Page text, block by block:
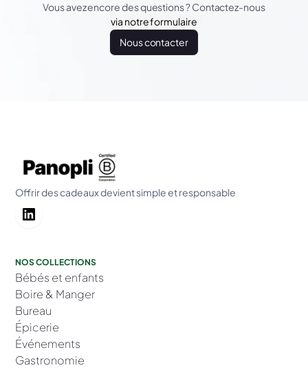
Vous avez encore des questions ? Contactez-nous
via notre formulaire
Nous contacter
Offrir des cadeaux devient simple et responsable
NOS COLLECTIONS
Bébés et enfants
Boire & Manger
Bureau
Épicerie
Événements
Gastronomie